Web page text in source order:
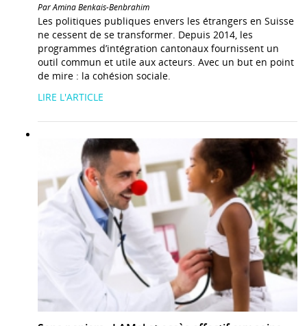
Par Amina Benkais-Benbrahim
Les politiques publiques envers les étrangers en Suisse
ne cessent de se transformer. Depuis 2014, les
programmes d’intégration cantonaux fournissent un
outil commun et utile aux acteurs. Avec un but en point
de mire : la cohésion sociale.
LIRE L'ARTICLE